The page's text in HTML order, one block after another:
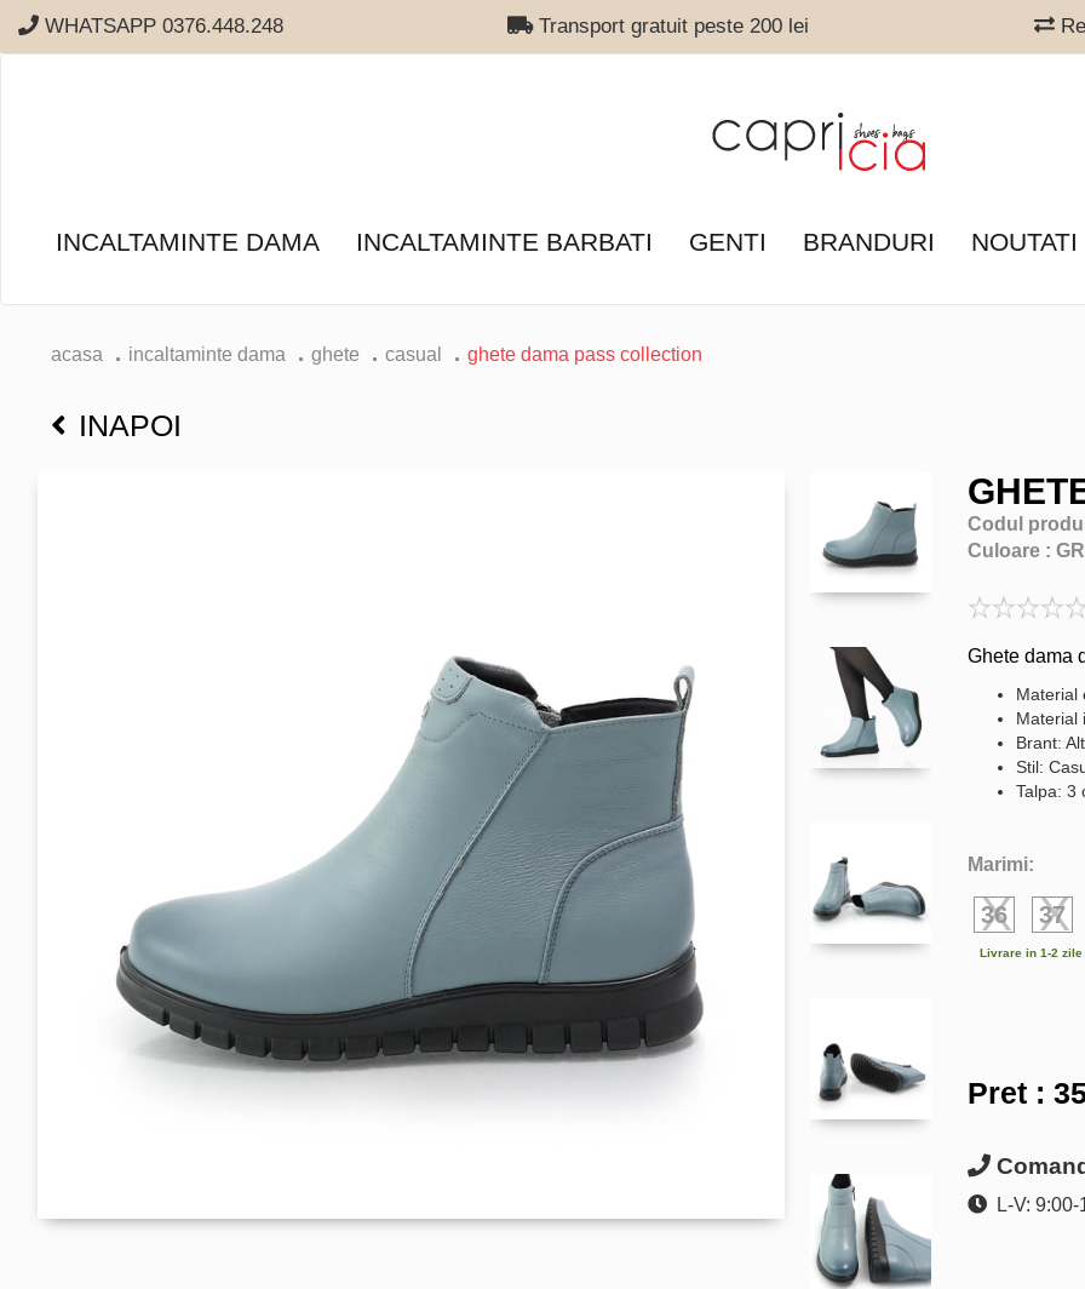
WHATSAPP 0376.448.248 Transport gratuit peste 200 lei
INCALTAMINTE DAMA INCALTAMINTE BARBATI GENTI BRANDURI NOUTATI
acasa incaltaminte dama ghete casual ghete dama pass collection
INAPOI
Codul
Culoare :
Ghete dama
Material
Material
Brant:
Stil:
Talpa: 3
Marimi:
36 37
Livrare in 1-2
Pret :
L-V: 9:00-